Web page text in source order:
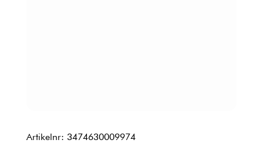
Artikelnr: 3474630009974